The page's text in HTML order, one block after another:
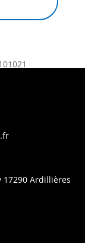
17290 Ardillières